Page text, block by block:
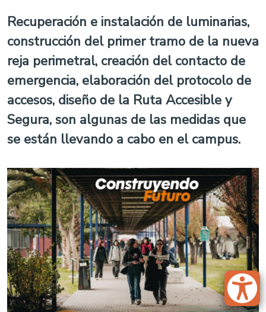
Recuperación e instalación de luminarias,
construcción del primer tramo de la nueva
reja perimetral, creación del contacto de
emergencia, elaboración del protocolo de
accesos, diseño de la Ruta Accesible y
Segura, son algunas de las medidas que
se están llevando a cabo en el campus.